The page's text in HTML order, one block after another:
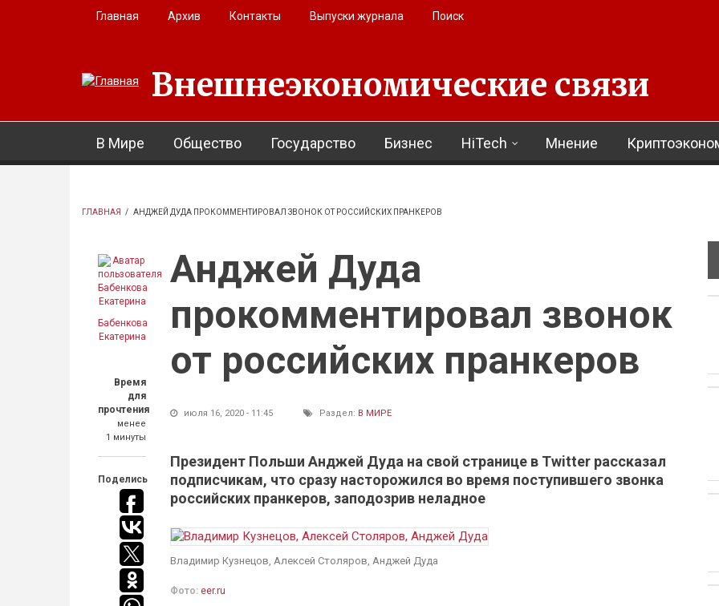
Перейти к основному содержанию
Главная Архив Контакты Выпуски журнала Поиск
Внешнеэкономические связи
В Мире Общество Государство Бизнес HiTech Мнение
ГЛАВНАЯ / АНДЖЕЙ ДУДА ПРОКОММЕНТИРОВАЛ ЗВОНОК ОТ РОССИЙСКИХ ПРАНКЕРОВ
Бабенкова
Екатерина
Время
для
прочтения
менее
1 минуты
Поделись
Анджей Дуда
прокомментировал звонок
от российских пранкеров
июля 16, 2020 - 11:45 Раздел: В МИРЕ
Президент Польши Анджей Дуда на свой странице в Twitter рассказал
подписчикам, что сразу насторожился во время поступившего звонка
российских пранкеров, заподозрив неладное
Владимир Кузнецов, Алексей Столяров, Анджей Дуда
Фото: eer.ru